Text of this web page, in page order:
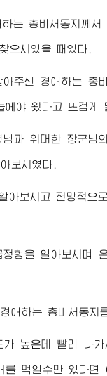
하는 총비서동지께서
으시였을 때였다.
주신 경애하는 총
야 왔다고 뜨겁게
님 과 위대한 장군님
보시였다.
아보시고 전망적
형을 알아보시며
경애하는 총비서동지
높은데 빨리 나
를 먹일수만 있다